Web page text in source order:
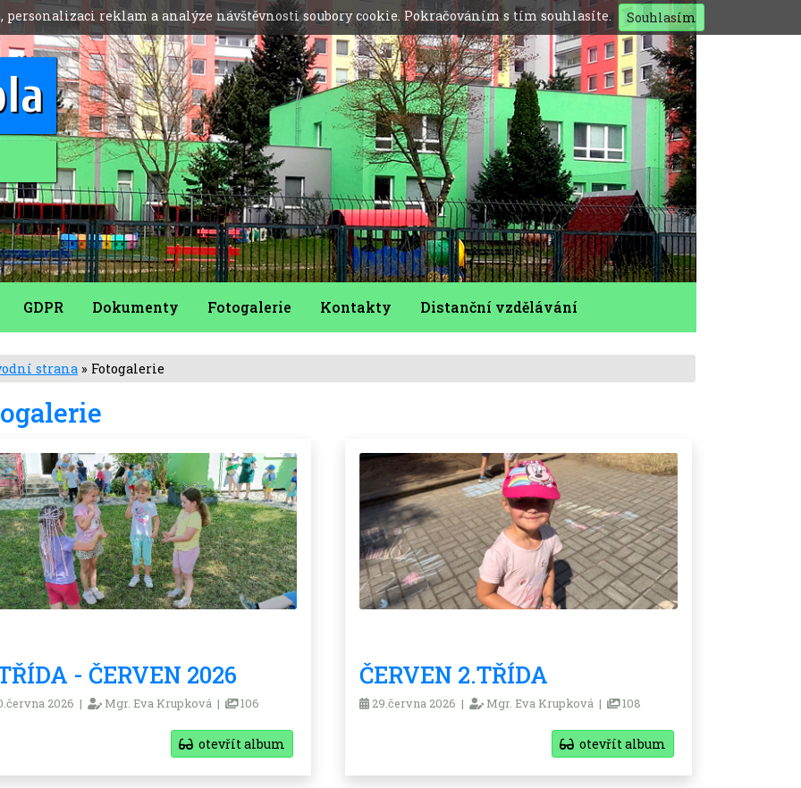
GDPR Dokumenty Fotogalerie Kontakty Distanční vzdělávání
strana » Fotogalerie
- ČERVEN 2026
2026 | Mgr. Eva Krupková | 106
otevřít album
ČERVEN 2.TŘÍDA
29.června 2026 | Mgr. Eva Krupková | 108
otevřít album
personalizaci reklam a analýze návštěvnosti soubory cookie. Pokračováním s tím souhlasíte. Souhlasím